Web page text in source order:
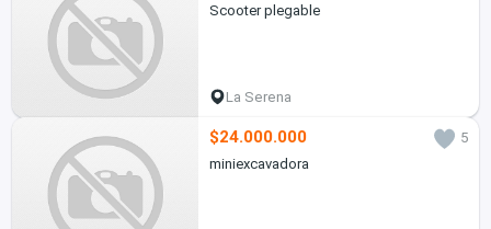
Scooter plegable
La Serena
$24.000.000
5
miniexcavadora